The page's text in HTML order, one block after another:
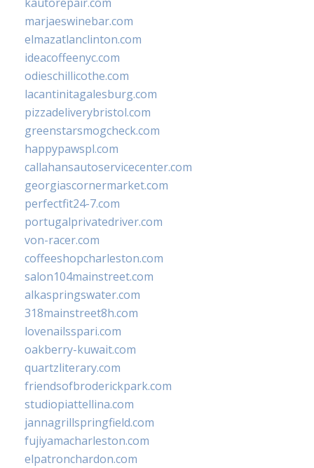
marjaeswinebar.com
elmazatlanclinton.com
ideacoffeenyc.com
odieschillicothe.com
lacantinitagalesburg.com
pizzadeliverybristol.com
greenstarsmogcheck.com
happypawspl.com
callahansautoservicecenter.com
georgiascornermarket.com
perfectfit24-7.com
portugalprivatedriver.com
von-racer.com
coffeeshopcharleston.com
salon104mainstreet.com
alkaspringswater.com
318mainstreet8h.com
lovenailsspari.com
oakberry-kuwait.com
quartzliterary.com
friendsofbroderickpark.com
studiopiattellina.com
jannagrillspringfield.com
fujiyamacharleston.com
elpatronchardon.com